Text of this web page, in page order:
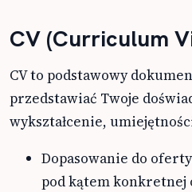
CV (Curriculum
CV to podstawowy
przedstawiać Twoje
wykształcenie,
Dopasowanie do
pod kątem konkretnej